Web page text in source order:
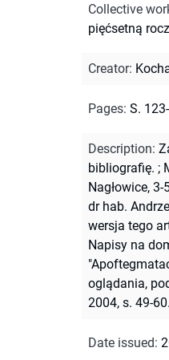
Collective
pięćsetną
Creator:
Pages: S.
Description:
bibliografię. ;
Nagłowice,
dr hab.
wersja tego
Napisy na
oglądania,
2004, s. 49-60.
Date issued: